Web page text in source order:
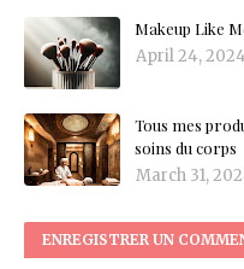
Makeup Like
April 24, 2024
Tous mes
soins du corps
March 31,
ENREGISTRER UN